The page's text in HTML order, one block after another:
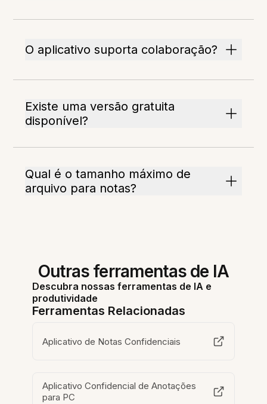
O aplicativo suporta colaboração?
Existe uma versão gratuita
disponível?
Qual é o tamanho máximo de
arquivo para notas?
Outras ferramentas de IA
Descubra nossas ferramentas de IA e
produtividade
Ferramentas Relacionadas
Aplicativo de Notas Confidenciais
Aplicativo Confidencial de Anotações
para PC